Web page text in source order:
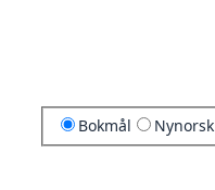
Bokmål Nynorsk